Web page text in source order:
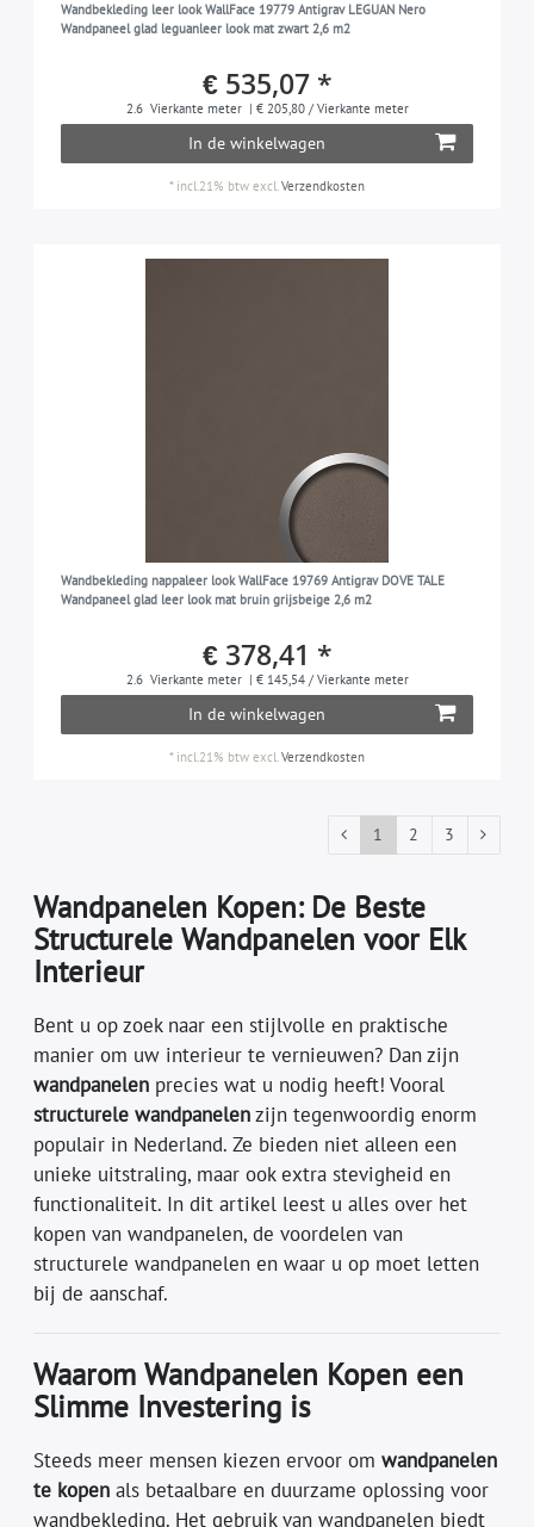
Wandbekleding leer look WallFace 19779 Antigrav LEGUAN Nero
Wandpaneel glad leguanleer look mat zwart 2,6 m2
€ 535,07 *
2.6 Vierkante meter | € 205,80 / Vierkante meter
In de winkelwagen
* incl.21% btw excl.Verzendkosten
Wandbekleding nappaleer look WallFace 19769 Antigrav DOVE TALE
Wandpaneel glad leer look mat bruin grijsbeige 2,6 m2
€ 378,41 *
2.6 Vierkante meter | € 145,54 / Vierkante meter
In de winkelwagen
* incl.21% btw excl. Verzendkosten
1 2 3
Wandpanelen Kopen: De Beste
Structurele Wandpanelen voor Elk
Interieur
Bent u op zoek naar een stijlvolle en praktische
manier om uw interieur te vernieuwen? Dan zijn
wandpanelen precies wat u nodig heeft! Vooral
structurele wandpanelenzijn tegenwoordig enorm
populair in Nederland. Ze bieden niet alleen een
unieke uitstraling, maar ook extra stevigheid en
functionaliteit. In dit artikel leest u alles over het
kopen van wandpanelen, de voordelen van
structurele wandpanelen en waar u op moet letten
bij de aanschaf.
Waarom Wandpanelen Kopen een
Slimme Investering is
Steeds meer mensen kiezen ervoor omwandpanelen
te kopen als betaalbare en duurzame oplossing voor
wandbekleding. Het gebruik van wandpanelen biedt